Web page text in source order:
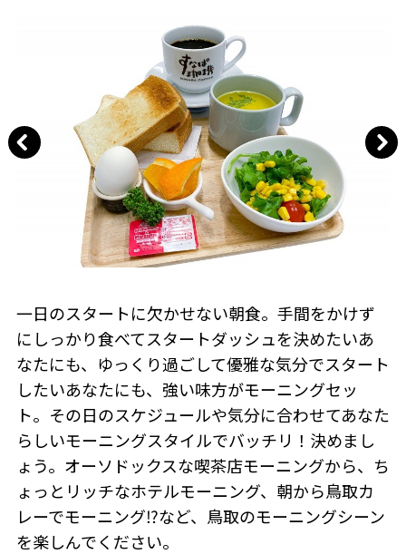
一日のスタートに欠かせない朝食。手間をかけず
にしっかり食べてスタートダッシュを決めたいあ
なたにも、ゆっくり過ごして優雅な気分でスタート
したいあなたにも、強い味方がモーニングセッ
ト。その日のスケジュールや気分に合わせてあなた
らしいモーニングスタイルでバッチリ！決めまし
ょう。オーソドックスな喫茶店モーニングから、ち
ょっとリッチなホテルモーニング、朝から鳥取カ
レーでモーニング⁉など、鳥取のモーニングシーン
を楽しんでください。